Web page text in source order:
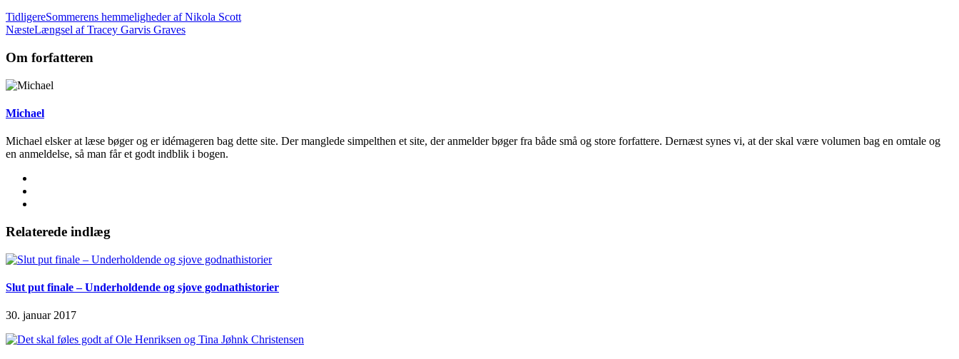
TidligereSommerens hemmeligheder af Nikola Scott
NæsteLængsel af Tracey Garvis Graves
Om forfatteren
Michael
Michael elsker at læse bøger og er idémageren bag dette site. Der manglede simpelthen et site, der anmelder bøger fra både små og store forfattere. Dernæst synes vi, at der skal være volumen bag en omtale og
en anmeldelse, så man får et godt indblik i bogen.
Relaterede indlæg
Slut put finale – Underholdende og sjove godnathistorier
30. januar 2017